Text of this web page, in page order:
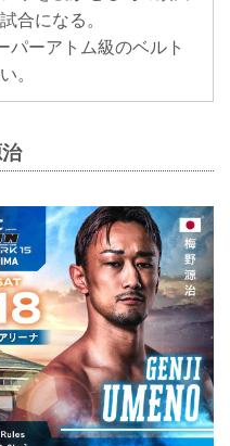
合になる。
パーアトム級のベルト
。